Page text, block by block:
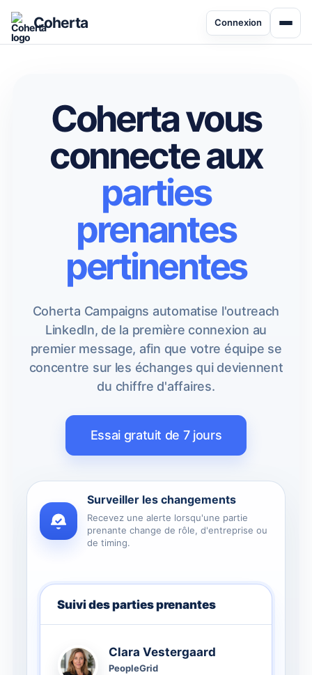
Coherta Connexion
Coherta vous
connecte aux
parties
prenantes
pertinentes
Coherta Campaigns automatise l'outreach
LinkedIn, de la première connexion au
premier message, afin que votre équipe se
concentre sur les échanges qui deviennent
du chiffre d'affaires.
Essai gratuit de 7 jours
Surveiller les changements
Recevez une alerte lorsqu'une partie
prenante change de rôle, d'entreprise ou
de timing.
Suivi des parties prenantes
Clara Vestergaard
PeopleGrid